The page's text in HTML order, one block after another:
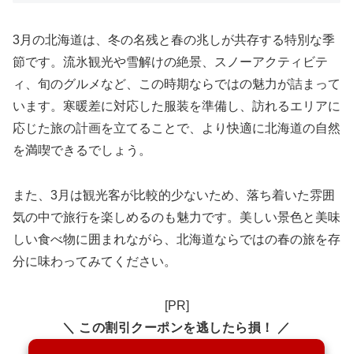
3月の北海道は、冬の名残と春の兆しが共存する特別な季
節です。流氷観光や雪解けの絶景、スノーアクティビテ
ィ、旬のグルメなど、この時期ならではの魅力が詰まって
います。寒暖差に対応した服装を準備し、訪れるエリアに
応じた旅の計画を立てることで、より快適に北海道の自然
を満喫できるでしょう。
また、3月は観光客が比較的少ないため、落ち着いた雰囲
気の中で旅行を楽しめるのも魅力です。美しい景色と美味
しい食べ物に囲まれながら、北海道ならではの春の旅を存
分に味わってみてください。
[PR]
＼ この割引クーポンを逃したら損！ ／